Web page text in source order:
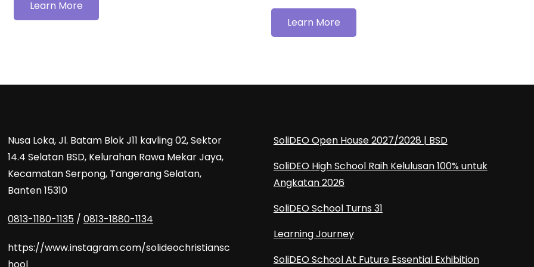
Learn More
Learn More
Nusa Loka, Jl. Batam Blok J11 kavling 02, Sektor
14.4 Selatan BSD, Kelurahan Rawa Mekar Jaya,
Kecamatan Serpong, Tangerang Selatan,
Banten 15310
0813-1180-1135/ 0813-1880-1134
https://www.instagram.com/solideochristiansc
SoliDEO Open House 2027/2028 | BSD
SoliDEO High School Raih Kelulusan 100% untuk
Angkatan 2026
SoliDEO School Turns 31
Learning Journey
SoliDEO School At Future Essential Exhibition